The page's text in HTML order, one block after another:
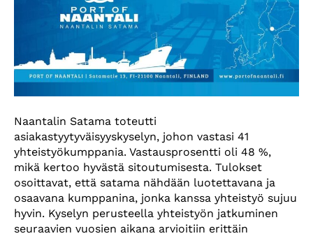
Naantalin Satama toteutti
asiakastyytyväisyyskyselyn, johon vastasi 41
yhteistyökumppania. Vastausprosentti oli 48 %,
mikä kertoo hyvästä sitoutumisesta. Tulokset
osoittavat, että satama nähdään luotettavana ja
osaavana kumppanina, jonka kanssa yhteistyö sujuu
hyvin. Kyselyn perusteella yhteistyön jatkuminen
seuraavien vuosien aikana arvioitiin erittäin